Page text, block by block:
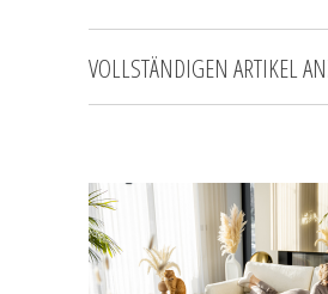
VOLLSTÄNDIGEN ARTIKEL